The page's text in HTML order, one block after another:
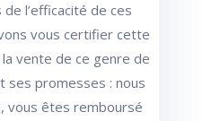
l’efficacité de ces
vous certifier cette
vente de ce genre de
ses promesses : nous
vous êtes remboursé